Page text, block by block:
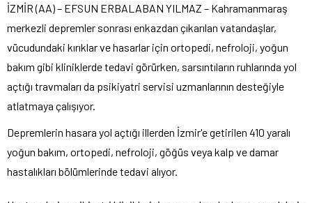
İZMİR (AA) – EFSUN ERBALABAN YILMAZ – Kahramanmaraş
merkezli depremler sonrası enkazdan çıkarılan vatandaşlar,
vücudundaki kırıklar ve hasarlar için ortopedi, nefroloji, yoğun
bakım gibi kliniklerde tedavi görürken, sarsıntıların ruhlarında yol
açtığı travmaları da psikiyatri servisi uzmanlarının desteğiyle
atlatmaya çalışıyor.
Depremlerin hasara yol açtığı illerden İzmir'e getirilen 410 yaralı
yoğun bakım, ortopedi, nefroloji, göğüs veya kalp ve damar
hastalıkları bölümlerinde tedavi alıyor.